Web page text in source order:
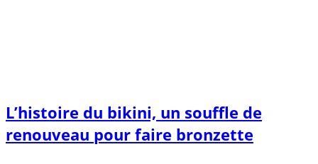
L’histoire du bikini, un souffle de
renouveau pour faire bronzette